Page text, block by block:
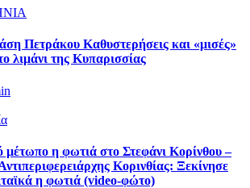
Πετράκου Καθυστερήσεις και «μισές»
λιμάνι της Κυπαρισσίας
μέτωπο η φωτιά στο Στεφάνι Κορίνθου –
Κορινθίας: Ξεκίνησε
η φωτιά (video-φώτο)